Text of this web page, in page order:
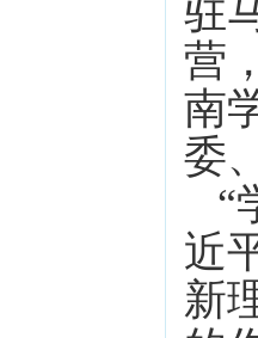
驻
营
南
委
“
近
新